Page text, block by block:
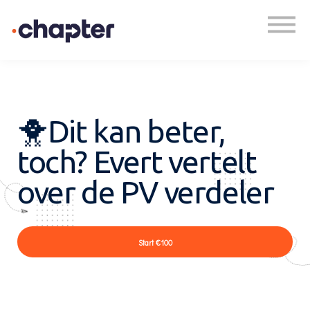
🐥Dit kan beter,
toch? Evert vertelt
over de PV verdeler
Start €100